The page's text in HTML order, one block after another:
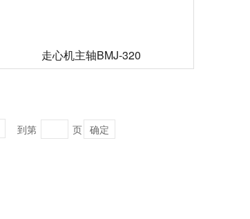
走心机主轴BMJ-320
到第 页 确定